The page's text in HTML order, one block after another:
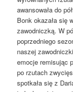
awansowała do
Bonk okazała się
zawodniczką. W
poprzedniego
naszej
emocje remisując
po rzutach
spotkała się z